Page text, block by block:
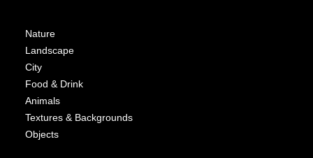
Nature
Landscape
City
Food & Drink
Animals
Textures & Backgrounds
Objects